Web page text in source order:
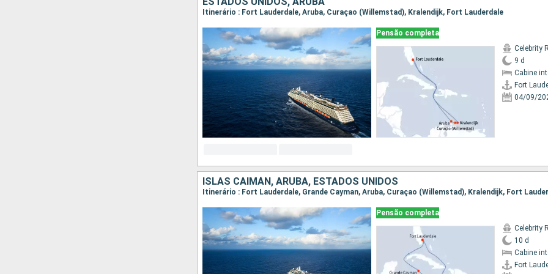
Itinerário : Fort Lauderdale, Aruba, Curaçao (Willemstad), Kralendijk, Fort Lauderdale
Pensão completa
Celebrity
9 d
Cabine
Fort
04/09/
ISLAS CAIMÁN, ARUBA, ESTADOS UNIDOS
Itinerário : Fort Lauderdale, Grande Cayman, Aruba, Curaçao (Willemstad), Kralendijk, Fort
Pensão completa
Celebrity
10 d
Cabine
Fort